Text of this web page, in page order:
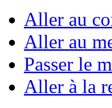
Aller au
Aller au
Passer le
Aller à la